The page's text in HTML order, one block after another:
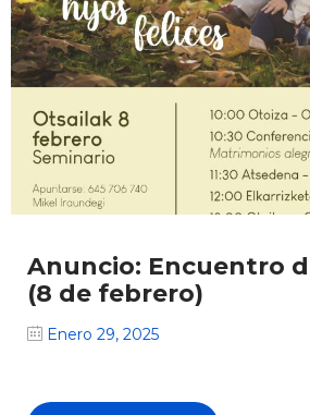
Anuncio: Encuentro
(8 de febrero)
Enero 29, 2025